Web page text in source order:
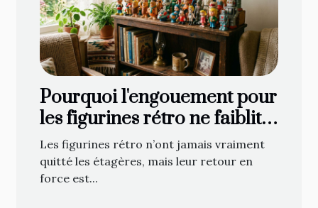
Pourquoi l'engouement pour
les figurines rétro ne faiblit
jamais
Les figurines rétro n’ont jamais vraiment
quitté les étagères, mais leur retour en
force est...